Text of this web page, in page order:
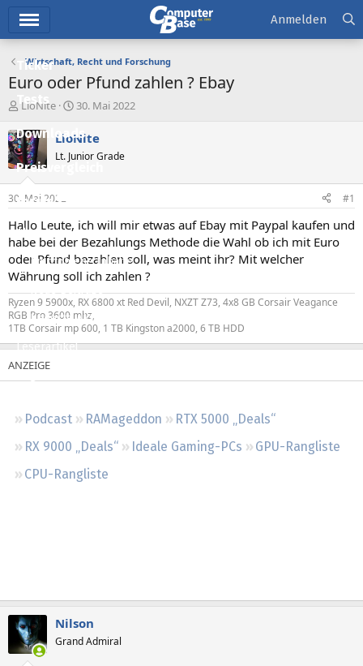
Ticker
Tests
Downloads
Preisvergleich
Forum
Aktuelles
Empfohlene Inhalte
Neue Beiträge
Neueste Aktivitäten
Leserartikel
Podcast RAMageddon
RTX 5000 „Deals“
RX 9000 „Deals“
Ideale Gaming-PCs
GPU-Rangliste
CPU-Rangliste
Anmelden
Wirtschaft, Recht und Forschung
Euro oder Pfund zahlen ? Ebay
E
s
t
e
e
r
LioNite
E
s
e
t
a
m
30. Mai 2022
LioNite
Lt. Junior Grade
30. Mai 2022 #1
Hallo Leute, ich will mir etwas auf Ebay mit Paypal kaufen und
habe bei der Bezahlungs Methode die Wahl ob ich mit Euro
oder Pfund bezahlen soll, was meint ihr? Mit welcher
Währung soll ich zahlen ?
Ryzen 9 5900x, RX 6800 xt Red Devil, NXZT Z73, 4x8 GB Corsair Veagance
RGB Pro 3600 mhz,
1TB Corsair mp 600, 1 TB Kingston a2000, 6 TB HDD
Nilson
Grand Admiral